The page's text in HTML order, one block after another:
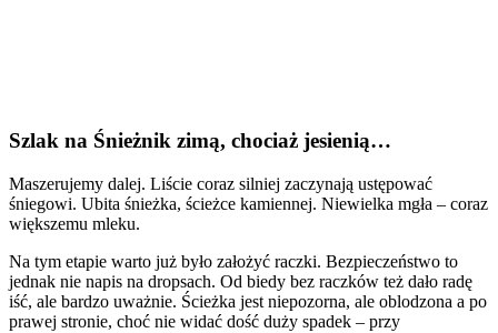
Szlak na Śnieżnik zimą, chociaż jesienią…
Maszerujemy dalej. Liście coraz silniej zaczynają ustępować
śniegowi. Ubita śnieżka, ścieżce kamiennej. Niewielka mgła – coraz
większemu mleku.
Na tym etapie warto już było założyć raczki. Bezpieczeństwo to
jednak nie napis na dropsach. Od biedy bez raczków też dało radę
iść, ale bardzo uważnie. Ścieżka jest niepozorna, ale oblodzona a po
prawej stronie, choć nie widać dość duży spadek – przy